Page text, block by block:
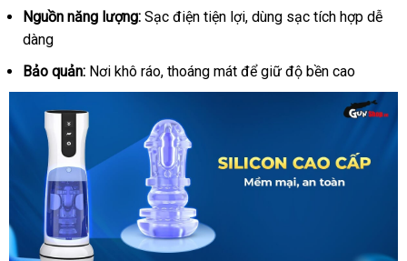
Nguồn năng lượng: Sạc điện tiện lợi, dùng sạc tích hợp dễ
dàng
Bảo quản: Nơi khô ráo, thoáng mát để giữ độ bền cao